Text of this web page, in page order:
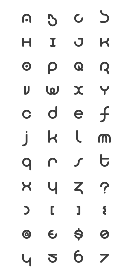
A B C D
H I J K
O P Q R
V W X Y
c d e f
j k l m
q r s t
x y z ?
) [ ] {
@ & $ 0
4 5 6 7